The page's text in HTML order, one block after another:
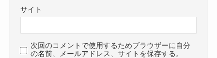
サイト
次回のコメントで使用するためブラウザーに自分
の名前、メールアドレス、サイトを保存する。